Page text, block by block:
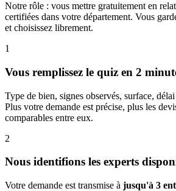
Notre rôle : vous mettre gratuitement en
certifiées dans votre département. Vous
et choisissez librement.
1
Vous remplissez le quiz en 2
Type de bien, signes observés, surface,
Plus votre demande est précise, plus les
comparables entre eux.
2
Nous identifions les experts
Votre demande est transmise à jusqu'à 3